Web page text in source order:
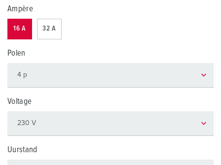
Ampère
16 A 32 A
Polen
Voltage
Uurstand